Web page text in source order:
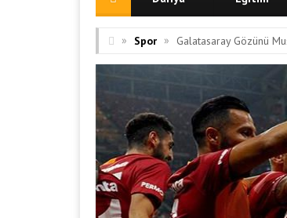
» Spor » Galatasaray Gözünü